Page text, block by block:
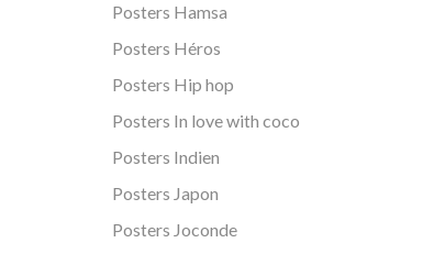
Posters Hamsa
Posters Héros
Posters Hip hop
Posters In love with coco
Posters Indien
Posters Japon
Posters Joconde